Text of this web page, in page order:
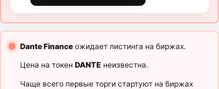
Dante Financeожидает листинга на биржах.
Цена на токен DANTE неизвестна.
Чаще всего первые торги стартуют на биржах